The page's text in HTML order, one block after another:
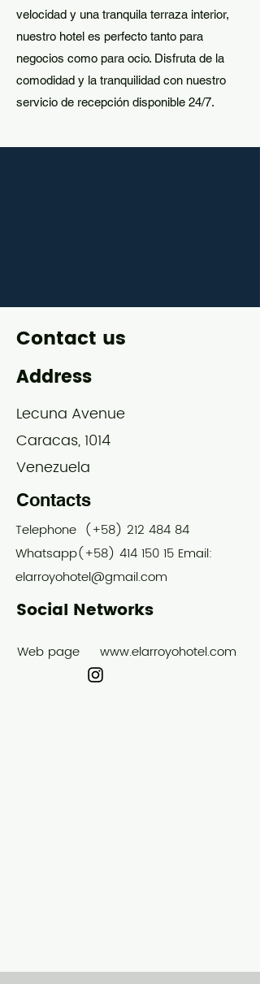
velocidad y una tranquila terraza interior,
nuestro hotel es perfecto tanto para
negocios como para ocio. Disfruta de la
comodidad y la tranquilidad con nuestro
servicio de recepción disponible 24/7.
Contact us
Address
Lecuna Avenue
Caracas, 1014
Venezuela
Contacts
Telephone (+58) 212 484 84
Whatsapp(+58) 414 150 15 Email:
elarroyohotel@gmail.com
Social Networks
Web page www.elarroyohotel.com